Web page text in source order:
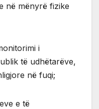
në mënyrë fizike
i
të udhëtarëve,
në fuqi;
e të